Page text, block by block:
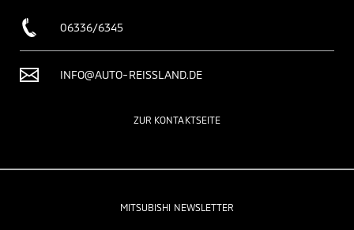
06336/6345
INFO@AUTO-REISSLAND.DE
ZUR KONTAKTSEITE
MITSUBISHI NEWSLETTER